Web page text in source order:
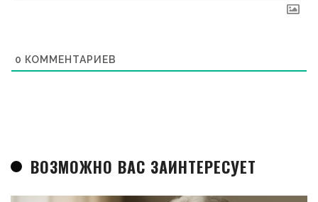
0 КОММЕНТАРИЕВ
ВОЗМОЖНО ВАС ЗАИНТЕРЕСУЕТ